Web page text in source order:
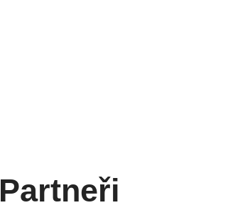
Partneři